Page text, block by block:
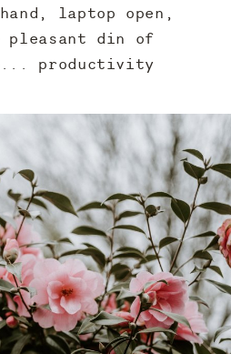
laptop open,
pleasant din of
productivity